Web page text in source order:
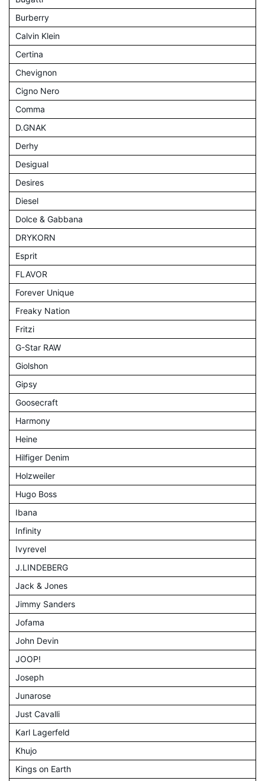
Burberry
Calvin Klein
Certina
Chevignon
Cigno Nero
Comma
D.GNAK
Derhy
Desigual
Desires
Diesel
Dolce & Gabbana
DRYKORN
Esprit
FLAVOR
Forever Unique
Freaky Nation
Fritzi
G-Star RAW
Giolshon
Gipsy
Goosecraft
Harmony
Heine
Hilfiger Denim
Holzweiler
Hugo Boss
Ibana
Infinity
Ivyrevel
J.LINDEBERG
Jack & Jones
Jimmy Sanders
Jofama
John Devin
JOOP!
Joseph
Junarose
Just Cavalli
Karl Lagerfeld
Khujo
Kings on Earth